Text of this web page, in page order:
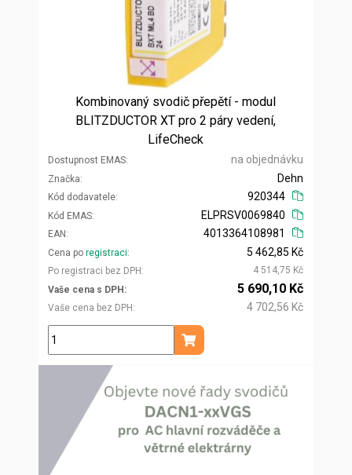
Kombinovaný svodič přepětí - modul
BLITZDUCTOR XT pro 2 páry vedení,
LifeCheck
Dostupnost EMAS na objednávku
Značka
Kód dodavatele
Dehn
920344
Kód EMAS
EAN
ELPRSV0069840
4013364108981
Cena po registraci
Po registraci bez DPH
5 462,85 Kč
4 514,75 Kč
Vaše cena s DPH
Vaše cena bez DPH
5 690,10 Kč
4 702,56 Kč
ks
Přidat do košíku